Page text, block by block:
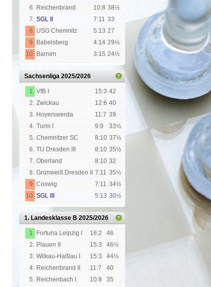
6. Reichenbrand 10:8 38½
7. SGL II 7:11 33
8. USG Chemnitz 5:13 27
9. Babelsberg 4:14 29½
10. Barnim 3:15 24½
Sachsenliga 2025/2026
1. VfB I 15:3 42
2. Zwickau 12:6 40
3. Hoyerswerda 11:7 39
4. Turm I 9:9
33½
5. Chemnitzer SC 8:10 37½
6. TU Dresden III 8:10 35½
7. Oberland 8:10 32
8. Grünweiß Dresden II 7:11 35½
9. Coswig 7:11 34½
10. SGL III 5:13 30½
1. Landesklasse B 2025/2026
1. Fortuna Leipzig I 16:2
46
2. Plauen II 15:3
46½
3. Wilkau-Haßlau I 15:3
44½
4. Reichenbrand II 11:7
40
5. Reichenbach I 10:8
35